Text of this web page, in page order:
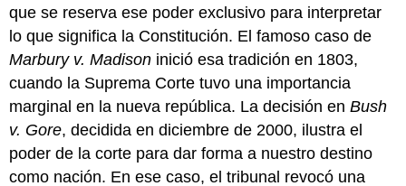
que se reserva ese poder exclusivo para interpretar
lo que significa la Constitución. El famoso caso de
Marbury v. Madison inició esa tradición en 1803,
cuando la Suprema Corte tuvo una importancia
marginal en la nueva república. La decisión enBush
v. Gore, decidida en diciembre de 2000, ilustra el
poder de la corte para dar forma a nuestro destino
como nación. En ese caso, el tribunal revocó una